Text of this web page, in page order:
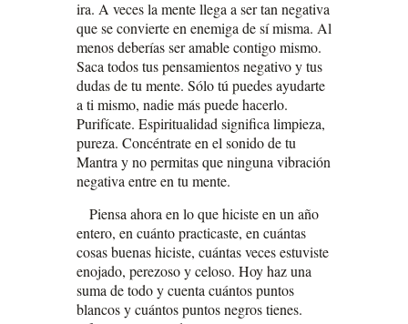
ira. A veces la mente llega a ser tan negativa
que se convierte en enemiga de sí misma. Al
menos deberías ser amable contigo mismo.
Saca todos tus pensamientos negativo y tus
dudas de tu mente. Sólo tú puedes ayudarte
a ti mismo, nadie más puede hacerlo.
Purifícate. Espiritualidad significa limpieza,
pureza. Concéntrate en el sonido de tu
Mantra y no permitas que ninguna vibración
negativa entre en tu mente.
Piensa ahora en lo que hiciste en un año
entero, en cuánto practicaste, en cuántas
cosas buenas hiciste, cuántas veces estuviste
enojado, perezoso y celoso. Hoy haz una
suma de todo y cuenta cuántos puntos
blancos y cuántos puntos negros tienes.